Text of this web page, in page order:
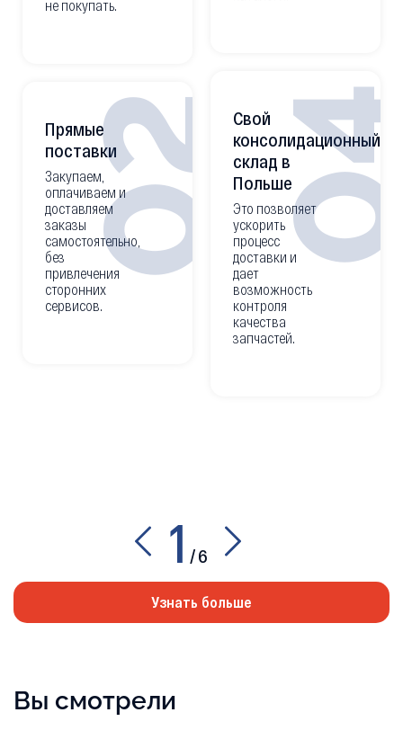
не покупать.
02
Прямые
поставки
Закупаем,
оплачиваем и
доставляем
заказы
самостоятельно,
без
привлечения
сторонних
сервисов.
Свой
консолидационный
склад в
Польше
Это позволяет
ускорить
процесс
доставки и
дает
возможность
контроля
качества
запчастей.
1 /6
Узнать больше
Вы смотрели